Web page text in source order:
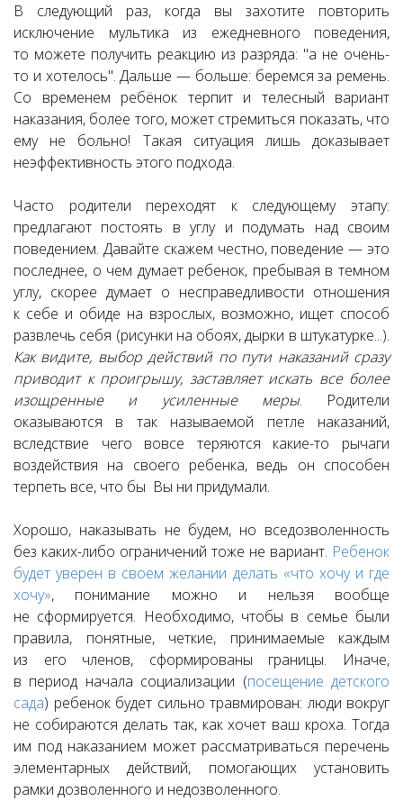
В следующий раз, когда вы захотите повторить
исключение мультика из ежедневного поведения,
то можете получить реакцию из разряда: "а не очень-
то и хотелось". Дальше — больше: беремся за ремень.
Со временем ребёнок терпит и телесный вариант
наказания, более того, может стремиться показать, что
ему не больно! Такая ситуация лишь доказывает
неэффективность этого подхода.
Часто родители переходят к следующему этапу:
предлагают постоять в углу и подумать над своим
поведением. Давайте скажем честно, поведение — это
последнее, о чем думает ребенок, пребывая в темном
углу, скорее думает о несправедливости отношения
к себе и обиде на взрослых, возможно, ищет способ
развлечь себя (рисунки на обоях, дырки в штукатурке...).
Как видите, выбор действий по пути наказаний сразу
приводит к проигрышу, заставляет искать все более
изощренные и усиленные меры. Родители
оказываются в так называемой петле наказаний,
вследствие чего вовсе теряются какие-то рычаги
воздействия на своего ребенка, ведь он способен
терпеть все, что бы Вы ни придумали.
Хорошо, наказывать не будем, но вседозволенность
без каких-либо ограничений тоже не вариант. Ребенок
будет уверен в своем желании делать «что хочу и где
хочу», понимание можно и нельзя вообще
не сформируется. Необходимо, чтобы в семье были
правила, понятные, четкие, принимаемые каждым
из его членов, сформированы границы. Иначе,
в период начала социализации (посещение детского
сада) ребенок будет сильно травмирован: люди вокруг
не собираются делать так, как хочет ваш кроха. Тогда
им под наказанием может рассматриваться перечень
элементарных действий, помогающих установить
рамки дозволенного и недозволенного.